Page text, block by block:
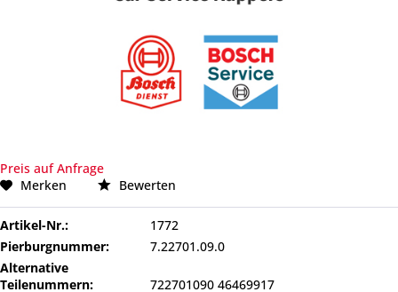
Preis auf Anfrage
Merken
Bewerten
Artikel-Nr.:
1772
Pierburgnummer:
7.22701.09.0
Alternative
Teilenummern:
722701090 46469917